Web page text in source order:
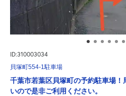
ID:310003034
貝塚町554-1駐車場
千葉市若葉区貝塚町の予約駐車場
いので是非ご利用ください。